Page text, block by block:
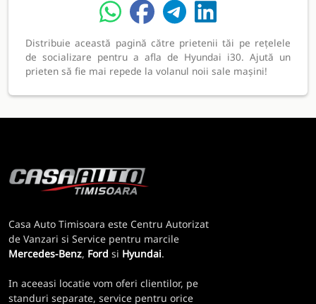
Distribuie această pagină către prietenii tăi pe rețelele
de socializare pentru a afla de Hyundai i30. Ajută un
prieten să fie mai repede la volanul noii sale mașini!
Casa Auto Timisoara este Centru Autorizat
de Vanzari si Service pentru marcile
Mercedes-Benz, Ford si Hyundai.
In aceeasi locatie vom oferi clientilor, pe
standuri separate, service pentru orice